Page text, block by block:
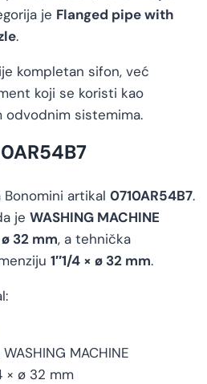
je Flanged pipe with
.
kompletan sifon, već
koji se koristi kao
sistemima.
artikal 0710AR54B7.
je WASHING MACHINE
ø 32 mm, a tehnička
1″1/4 × ø 32 mm.
WASHING MACHINE
× ø 32 mm